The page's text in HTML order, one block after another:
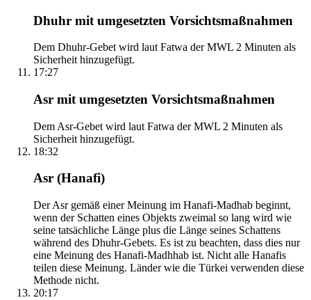
Dhuhr mit umgesetzten Vorsichtsmaßnahmen
Dem Dhuhr-Gebet wird laut Fatwa der MWL 2 Minuten als
Sicherheit hinzugefügt.
17:27
Asr mit umgesetzten Vorsichtsmaßnahmen
Dem Asr-Gebet wird laut Fatwa der MWL 2 Minuten als
Sicherheit hinzugefügt.
18:32
Asr (Hanafi)
Der Asr gemäß einer Meinung im Hanafi-Madhab beginnt,
wenn der Schatten eines Objekts zweimal so lang wird wie
seine tatsächliche Länge plus die Länge seines Schattens
während des Dhuhr-Gebets. Es ist zu beachten, dass dies nur
eine Meinung des Hanafi-Madhhab ist. Nicht alle Hanafis
teilen diese Meinung. Länder wie die Türkei verwenden diese
Methode nicht.
20:17